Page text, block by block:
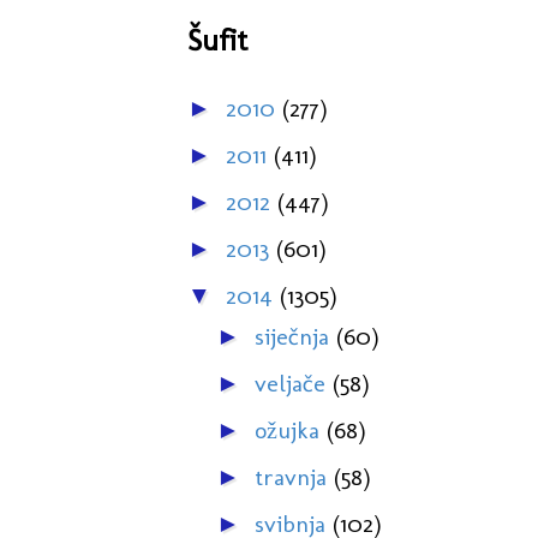
Šufit
► 2010 (277)
► 2011 (411)
► 2012 (447)
► 2013 (601)
▼ 2014 (1305)
► siječnja (60)
► veljače (58)
► ožujka (68)
► travnja (58)
► svibnja (102)